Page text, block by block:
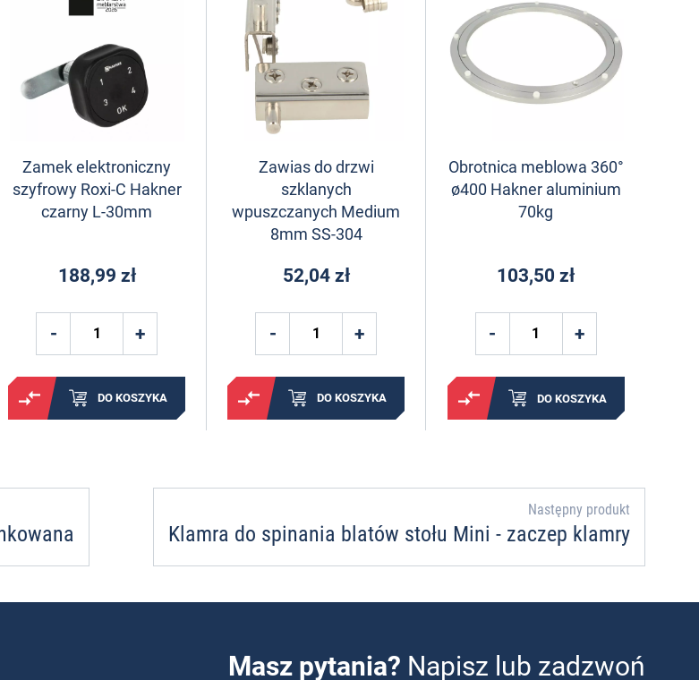
Zamek elektroniczny
szyfrowy Roxi-C Hakner
czarny L-30mm
188,99 zł
DO KOSZYKA
Zawias do drzwi
szklanych
wpuszczanych Medium
8mm SS-304
52,04 zł
DO KOSZYKA
Obrotnica meblowa 360°
ø400 Hakner aluminium
70kg
103,50 zł
DO KOSZYKA
Następny produkt
Klamra do spinania blatów stołu Mini - zaczep klamry
Masz pytania? Napisz lub zadzwoń